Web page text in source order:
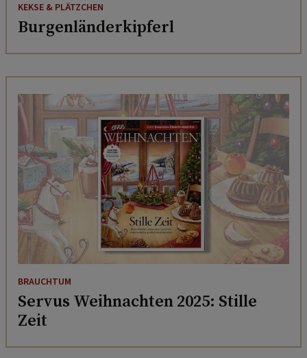
KEKSE & PLÄTZCHEN
Burgenländerkipferl
BRAUCHTUM
Servus Weihnachten 2025: Stille
Zeit